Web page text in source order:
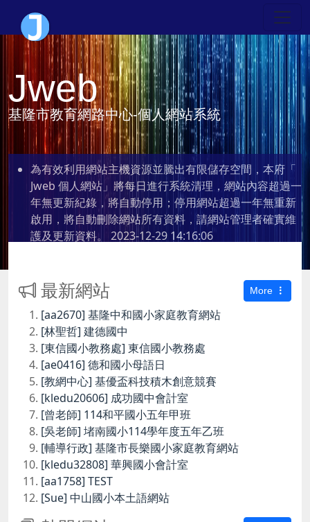
Jweb
基隆市教育網路中心-個人網站系統
為有效利用網站主機資源並騰出有限儲存空間，本府「
Jweb 個人網站」將每日進行系統清理，網站內容超過一
年無更新紀錄，將自動停用；停用網站超過一年無重新
啟用，將自動刪除網站所有資料，請網站管理者確實維
護及更新資料。 2023-12-29 14:16:06
最新網站 More
[aa2670] 基隆中和國小家庭教育網站
[林聖哲] 建德國中
[東信國小教務處] 東信國小教務處
[ae0416] 德和國小母語日
[教網中心] 基優盃科技積木創意競賽
[kledu20606] 成功國中會計室
[曾老師] 114和平國小五年甲班
[吳老師] 堵南國小114學年度五年乙班
[輔導行政] 基隆市長樂國小家庭教育網站
[kledu32808] 華興國小會計室
[aa1758] TEST
[Sue] 中山國小本土語網站